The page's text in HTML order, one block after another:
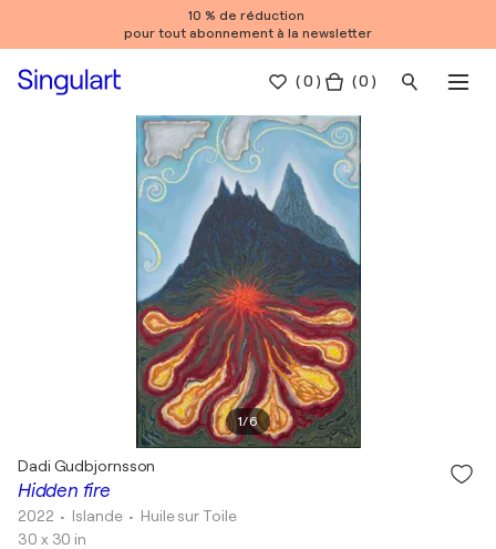
10 % de réduction
pour tout abonnement à la newsletter
(0 ) ( 0 )
1/6
Hidden fire
Dadi Gudbjornsson
2022 • Islande • Huile sur Toile
30 x 30 in